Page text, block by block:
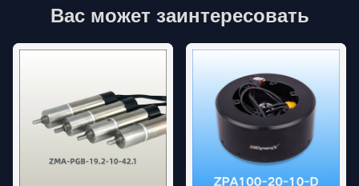
Вас может заинтересовать